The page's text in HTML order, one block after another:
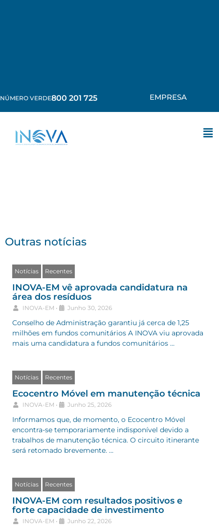
NÚMERO VERDE800 201 725 EMPRESA
Outras notícias
Notícias Recentes
INOVA-EM vê aprovada candidatura na
área dos resíduos
INOVA-EM • Junho 30, 2026
Conselho de Administração garantiu já cerca de 1,25
milhões em fundos comunitários A INOVA viu aprovada
mais uma candidatura a fundos comunitários …
Notícias Recentes
Ecocentro Móvel em manutenção técnica
INOVA-EM • Junho 25, 2026
Informamos que, de momento, o Ecocentro Móvel
encontra-se temporariamente indisponível devido a
trabalhos de manutenção técnica. O circuito itinerante
será retomado brevemente. …
Notícias Recentes
INOVA-EM com resultados positivos e
forte capacidade de investimento
INOVA-EM • Junho 22, 2026